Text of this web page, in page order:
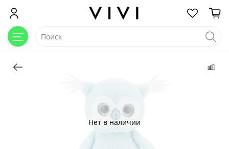
Нет в наличии